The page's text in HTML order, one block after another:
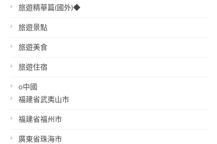
旅遊精華篇(國外)◆
旅遊景點
旅遊美食
旅遊住宿
o中國
福建省武夷山市
福建省福州市
廣東省珠海市